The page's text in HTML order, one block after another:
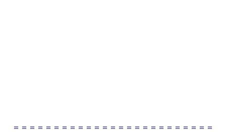
＝＝＝＝＝＝＝＝＝＝＝＝＝＝＝＝＝＝＝＝＝＝＝＝＝